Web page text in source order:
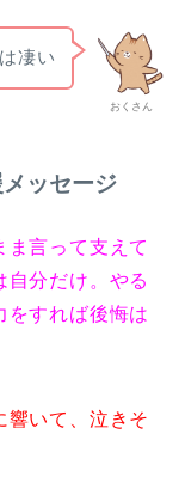
おくさん
凄い
ッセージ
ま言って支えて
自分だけ。やる
をすれば後悔は
響いて、泣きそ